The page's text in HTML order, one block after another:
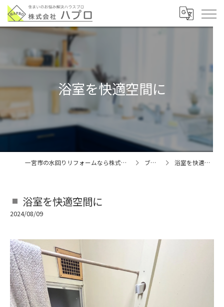
浴室を快適空間に
一宮市の水回りリフォームなら株式会社ハプロ ブログ 浴室を快適空間に
浴室を快適空間に
2024/08/09